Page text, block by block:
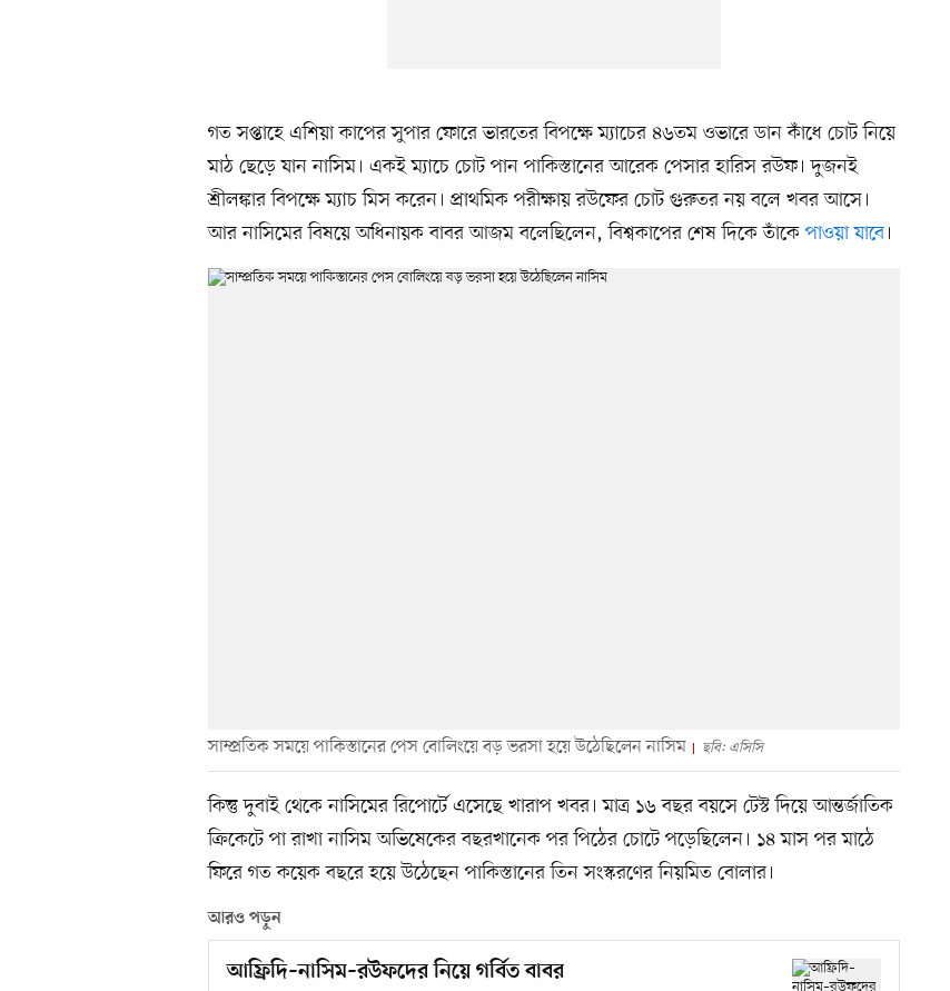
গত সপ্তাহে এশিয়া কাপের সুপার ফোরে ভারতের বিপক্ষে ম্যাচের ৪৬তম ওভারে ডান কাঁধে চোট নিয়ে
মাঠ ছেড়ে যান নাসিম। একই ম্যাচে চোট পান পাকিস্তানের আরেক পেসার হারিস রউফ। দুজনই
শ্রীলঙ্কার বিপক্ষে ম্যাচ মিস করেন। প্রাথমিক পরীক্ষায় রউফের চোট গুরুতর নয় বলে খবর আসে।
আর নাসিমের বিষয়ে অধিনায়ক বাবর আজম বলেছিলেন, বিশ্বকাপের শেষ দিকে তাঁকে পাওয়া যাবে।
সাম্প্রতিক সময়ে পাকিস্তানের পেস বোলিংয়ে বড় ভরসা হয়ে উঠেছিলেন নাসিম ছবি: এসিসি
কিন্তু দুবাই থেকে নাসিমের রিপোর্টে এসেছে খারাপ খবর। মাত্র ১৬ বছর বয়সে টেস্ট দিয়ে আন্তর্জাতিক
ক্রিকেটে পা রাখা নাসিম অভিষেকের বছরখানেক পর পিঠের চোটে পড়েছিলেন। ১৪ মাস পর মাঠে
ফিরে গত কয়েক বছরে হয়ে উঠেছেন পাকিস্তানের তিন সংস্করণের নিয়মিত বোলার।
আরও পড়ুন
আফ্রিদি–নাসিম–রউফদের নিয়ে গর্বিত বাবর